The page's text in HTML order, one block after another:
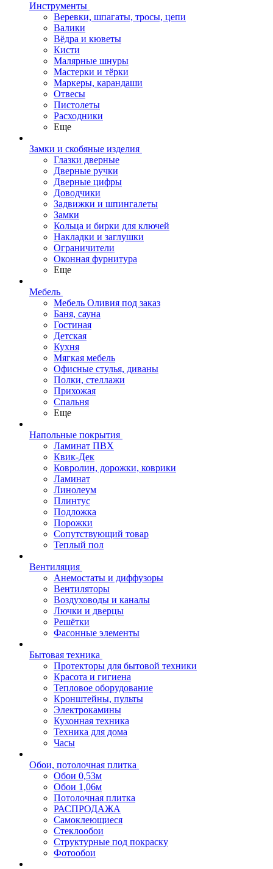
Инструменты
Веревки, шпагаты, тросы, цепи
Валики
Вёдра и кюветы
Кисти
Малярные шнуры
Мастерки и тёрки
Маркеры, карандаши
Отвесы
Пистолеты
Расходники
Еще
Замки и скобяные изделия
Глазки дверные
Дверные ручки
Дверные цифры
Доводчики
Задвижки и шпингалеты
Замки
Кольца и бирки для ключей
Накладки и заглушки
Ограничители
Оконная фурнитура
Еще
Мебель
Мебель Оливия под заказ
Баня, сауна
Гостиная
Детская
Кухня
Мягкая мебель
Офисные стулья, диваны
Полки, стеллажи
Прихожая
Спальня
Еще
Напольные покрытия
Ламинат ПВХ
Квик-Дек
Ковролин, дорожки, коврики
Ламинат
Линолеум
Плинтус
Подложка
Порожки
Сопутствующий товар
Теплый пол
Вентиляция
Анемостаты и диффузоры
Вентиляторы
Воздуховоды и каналы
Лючки и дверцы
Решётки
Фасонные элементы
Бытовая техника
Протекторы для бытовой техники
Красота и гигиена
Тепловое оборудование
Кронштейны, пульты
Электрокамины
Кухонная техника
Техника для дома
Часы
Обои, потолочная плитка
Обои 0,53м
Обои 1,06м
Потолочная плитка
РАСПРОДАЖА
Самоклеющиеся
Стеклообои
Структурные под покраску
Фотообои